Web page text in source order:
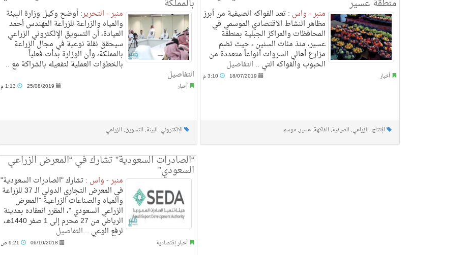
بالمملكة
منبر - التحرير:أوضح وكيل وزارة البيئة
والمياه والزراعة للزراعة المهندس أحمد
العيادة، أن التسويق الإلكتروني الزراعي
سيحقق نقلة نوعية في مجال الزراعة
بالمملكة، وأن الوزارة بدأت فعلياً
بالخطوات العملية لتفعيله بالشراكة مع ..
التفاصيل
أخبار 25/08/2019
الإلكتروني, البيئة, التسويق, الزراعي
منطقة عسير
منبر - واس :تعد الفواكه الصيفية من أبرز
مظاهر النشاط الاقتصادي الموسمي في
المحافظات والمراكز الجبلية بمنطقة
عسير، منذ مئات السنين ، حيث تضم
مزارع أهالي السروات أنواعاً متعددة من
الحبوب والفواكه التي .. التفاصيل
أخبار 18/07/2019 3:10 م
الإنتاج, الزراعي, الصيفية, الفاكهة,عسير,موسم
“الصادرات السعودية” تشارك في “المعرض الزراعي
السعودي”
منبر - واس :تشارك "الصادرات السعودية"
في المعرض التجاري الدولي الـ 37 للزراعة
والمياه والصناعات الزراعية "المعرض
الزراعي السعودي "، المقرر انعقاده بمدينة
الرياض من 27 محرم إلى 1 صفر 1440هـ،
لرفع الوعي .. التفاصيل
أخبار إقتصادية 06/10/2018